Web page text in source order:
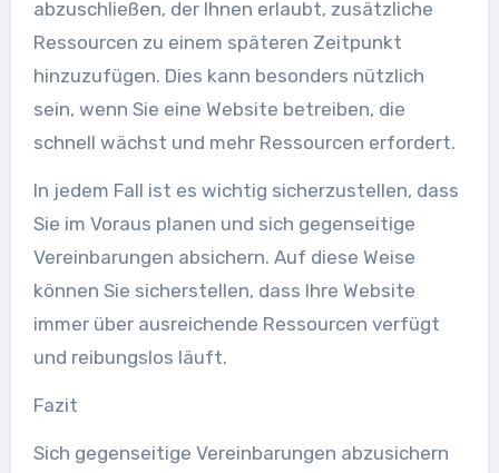
abzuschließen, der Ihnen erlaubt, zusätzliche
Ressourcen zu einem späteren Zeitpunkt
hinzuzufügen. Dies kann besonders nützlich
sein, wenn Sie eine Website betreiben, die
schnell wächst und mehr Ressourcen erfordert.
In jedem Fall ist es wichtig sicherzustellen, dass
Sie im Voraus planen und sich gegenseitige
Vereinbarungen absichern. Auf diese Weise
können Sie sicherstellen, dass Ihre Website
immer über ausreichende Ressourcen verfügt
und reibungslos läuft.
Fazit
Sich gegenseitige Vereinbarungen abzusichern